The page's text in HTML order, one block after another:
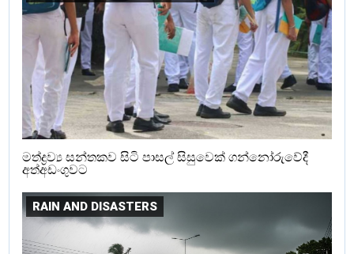
මත්ද්‍රව්‍ය සන්තකව සිටි පාසල් සිසුවෙක් ගන්නෝරුවේදී
අත්අඩංගුවට
RAIN AND DISASTERS